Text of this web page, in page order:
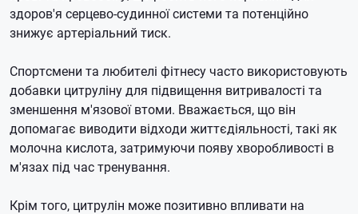
здоров'я серцево-судинної системи та потенційно
знижує артеріальний тиск.
Спортсмени та любителі фітнесу часто використовують
добавки цитруліну для підвищення витривалості та
зменшення м'язової втоми. Вважається, що він
допомагає виводити відходи життєдіяльності, такі як
молочна кислота, затримуючи появу хворобливості в
м'язах під час тренування.
Крім того, цитрулін може позитивно впливати на